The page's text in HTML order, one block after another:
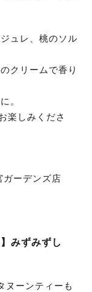
ュレ、桃のソル
クリームで香り
。
楽しみくださ
ーデンズ店
みずみずし
ヌーンティーも